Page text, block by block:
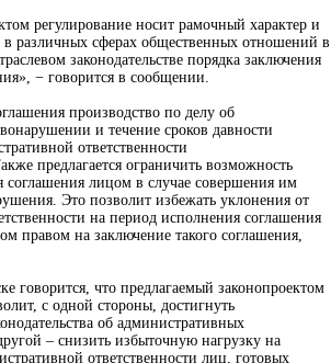
регулирование носит рамочный характер и
различных сферах общественных отношений в
законодательстве порядка заключения
− говорится в сообщении.
производство по делу об
и течение сроков давности
ответственности
предлагается ограничить возможность
соглашения лицом в случае совершения им
Это позволит избежать уклонения от
на период исполнения соглашения
правом на заключение такого соглашения,
говорится, что предлагаемый законопроектом
с одной стороны, достигнуть
об административных
– снизить избыточную нагрузку на
ответственности лиц, готовых